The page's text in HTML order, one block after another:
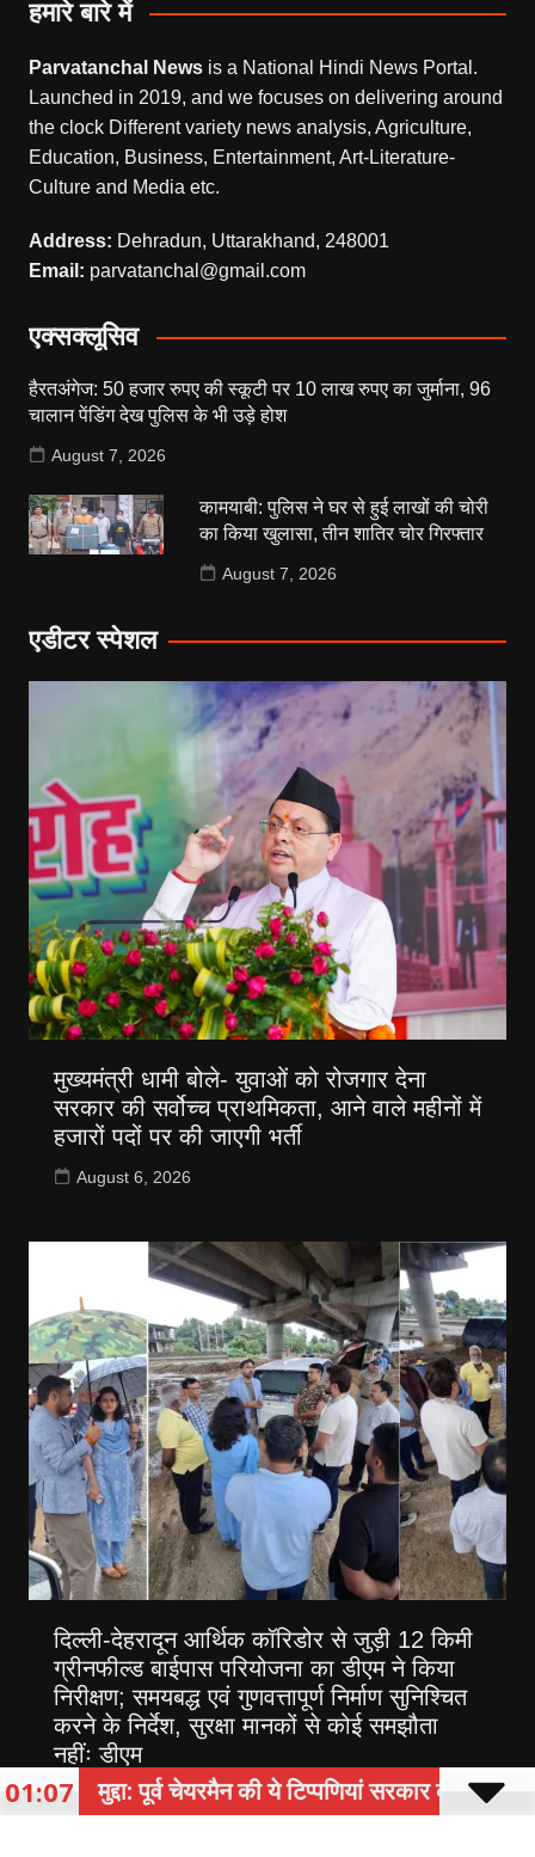
हमारे बारे में
Parvatanchal Newsis a National Hindi News Portal.
Launched in 2019, and we focuses on delivering around
the clock Different variety news analysis, Agriculture,
Education, Business, Entertainment, Art-Literature-
Culture and Media etc.
Address: Dehradun, Uttarakhand, 248001
Email: parvatanchal@gmail.com
एक्सक्लूसिव
हैरतअंगेज: 50 हजार रुपए की स्कूटी पर 10 लाख रुपए का जुर्माना, 96
चालान पेंडिंग देख पुलिस के भी उड़े होश
August 7, 2026
कामयाबी: पुलिस ने घर से हुई लाखों की चोरी
का किया खुलासा, तीन शातिर चोर गिरफ्तार
August 7, 2026
एडीटर स्पेशल
मुख्यमंत्री धामी बोले- युवाओं को रोजगार देना
सरकार की सर्वोच्च प्राथमिकता, आने वाले महीनों में
हजारों पदों पर की जाएगी भर्ती
August 6, 2026
दिल्ली-देहरादून आर्थिक कॉरिडोर से जुड़ी 12 किमी
ग्रीनफील्ड बाईपास परियोजना का डीएम ने किया
निरीक्षण; समयबद्ध एवं गुणवत्तापूर्ण निर्माण सुनिश्चित
करने के निर्देश, सुरक्षा मानकों से कोई समझौता
नहींः डीएम
August 6, 2026
पूर्व चेयरमैन की ये टिप्पणियां सरकार की भूमिका पर गंभीर सवाल
01:07